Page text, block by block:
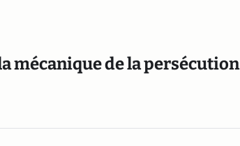
mécanique de la persécution